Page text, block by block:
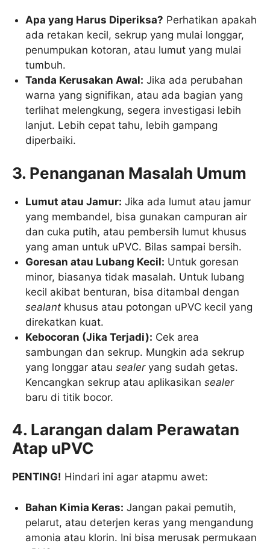
Apa yang Harus Diperiksa? Perhatikan apakah
ada retakan kecil, sekrup yang mulai longgar,
penumpukan kotoran, atau lumut yang mulai
tumbuh.
Tanda Kerusakan Awal: Jika ada perubahan
warna yang signifikan, atau ada bagian yang
terlihat melengkung, segera investigasi lebih
lanjut. Lebih cepat tahu, lebih gampang
diperbaiki.
3. Penanganan Masalah Umum
Lumut atau Jamur: Jika ada lumut atau jamur
yang membandel, bisa gunakan campuran air
dan cuka putih, atau pembersih lumut khusus
yang aman untuk uPVC. Bilas sampai bersih.
Goresan atau Lubang Kecil: Untuk goresan
minor, biasanya tidak masalah. Untuk lubang
kecil akibat benturan, bisa ditambal dengan
sealant khusus atau potongan uPVC kecil yang
direkatkan kuat.
Kebocoran (Jika Terjadi): Cek area
sambungan dan sekrup. Mungkin ada sekrup
yang longgar atausealeryang sudah getas.
Kencangkan sekrup atau aplikasikansealer
baru di titik bocor.
4. Larangan dalam Perawatan
Atap uPVC
PENTING! Hindari ini agar atapmu awet:
Bahan Kimia Keras: Jangan pakai pemutih,
pelarut, atau deterjen keras yang mengandung
amonia atau klorin. Ini bisa merusak permukaan